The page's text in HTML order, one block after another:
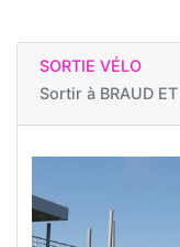
SORTIE VÉLO
Sortir à BRAUD